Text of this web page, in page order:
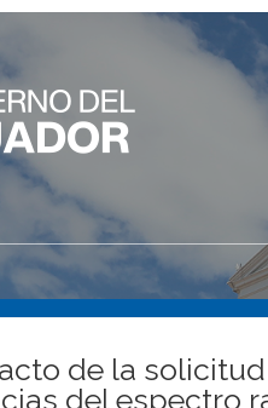
de la
del espectro